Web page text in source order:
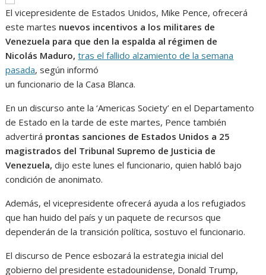
El vicepresidente de Estados Unidos, Mike Pence, ofrecerá
este martes nuevos incentivos a los militares de
Venezuela para que den la espalda al régimen de
Nicolás Maduro, tras el fallido alzamiento de la semana
pasada, según informó
un funcionario de la Casa Blanca.
En un discurso ante la ‘Americas Society’ en el Departamento
de Estado en la tarde de este martes, Pence también
advertirá prontas sanciones de Estados Unidos a 25
magistrados del Tribunal Supremo de Justicia de
Venezuela, dijo este lunes el funcionario, quien habló bajo
condición de anonimato.
Además, el vicepresidente ofrecerá ayuda a los refugiados
que han huido del país y un paquete de recursos que
dependerán de la transición política, sostuvo el funcionario.
El discurso de Pence esbozará la estrategia inicial del
gobierno del presidente estadounidense, Donald Trump,